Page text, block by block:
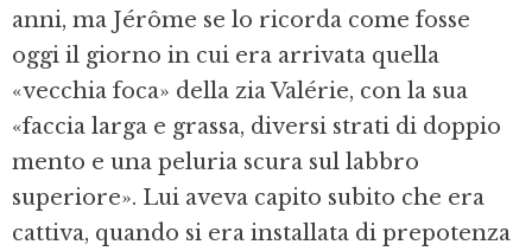
anni, ma Jérôme se lo ricorda come fosse
oggi il giorno in cui era arrivata quella
«vecchia foca» della zia Valérie, con la sua
«faccia larga e grassa, diversi strati di doppio
mento e una peluria scura sul labbro
superiore». Lui aveva capito subito che era
cattiva, quando si era installata di prepotenza